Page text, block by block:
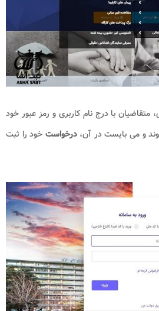
با درج نام کاربری و رمز عبور خود
و می بایست در آن،درخواست خود را ثبت